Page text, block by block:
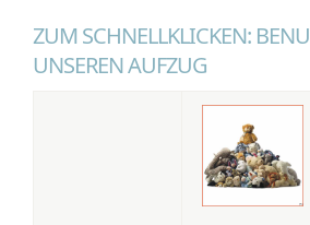
ZUM SCHNELLKLICKEN:
UNSEREN AUFZUG